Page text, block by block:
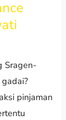
Sragen-
pinjaman